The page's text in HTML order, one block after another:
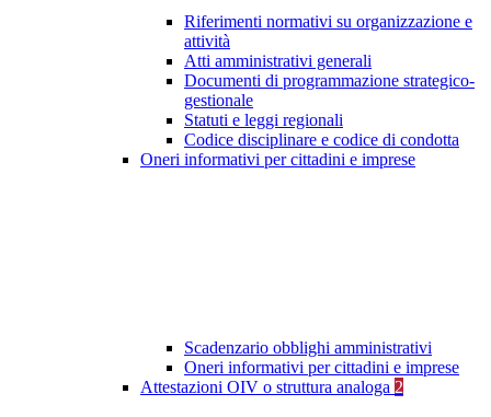
Riferimenti normativi su organizzazione e
attività
Atti amministrativi generali
Documenti di programmazione strategico-
gestionale
Statuti e leggi regionali
Codice disciplinare e codice di condotta
Oneri informativi per cittadini e imprese
Scadenzario obblighi amministrativi
Oneri informativi per cittadini e imprese
Attestazioni OIV o struttura analoga 2